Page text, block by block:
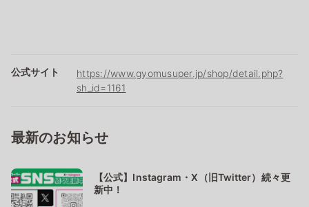
公式サイト
https://www.gyomusuper.jp/shop/detail.php?
sh_id=1161
最新のお知らせ
【公式】Instagram・X（旧Twitter）続々更
新中！